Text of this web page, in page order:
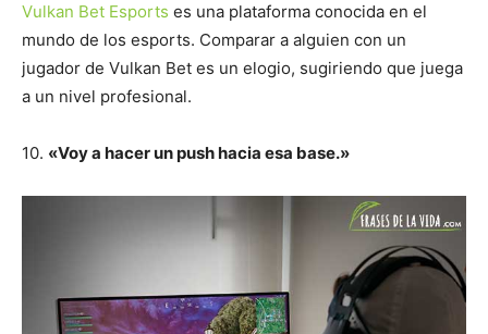
Vulkan Bet Esports es una plataforma conocida en el
mundo de los esports. Comparar a alguien con un
jugador de Vulkan Bet es un elogio, sugiriendo que juega
a un nivel profesional.
10. «Voy a hacer un push hacia esa base.»